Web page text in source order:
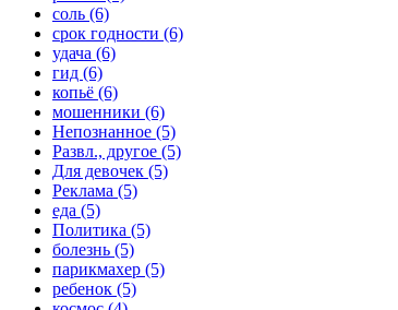
соль (6)
срок годности (6)
удача (6)
гид (6)
копьё (6)
мошенники (6)
Непознанное (5)
Развл., другое (5)
Для девочек (5)
Реклама (5)
еда (5)
Политика (5)
болезнь (5)
парикмахер (5)
ребенок (5)